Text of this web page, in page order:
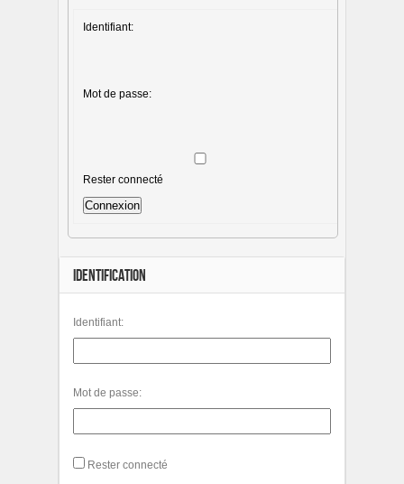
Identifiant:
Mot de passe:
Rester connecté
Connexion
IDENTIFICATION
Identifiant:
Mot de passe:
Rester connecté